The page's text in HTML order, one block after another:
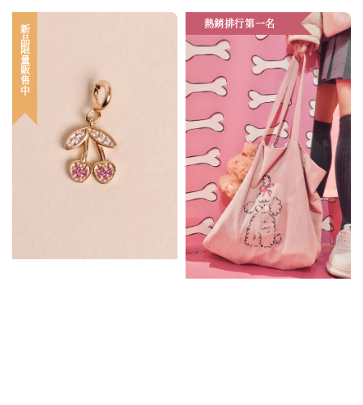
新品限量販售中
熱銷排行第一名